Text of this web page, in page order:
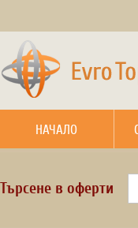
НАЧАЛО
Търсене в оферти